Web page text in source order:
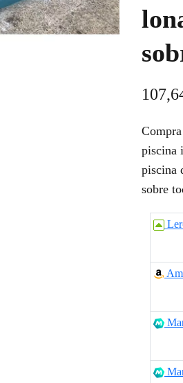
piscina
piscina
sobre